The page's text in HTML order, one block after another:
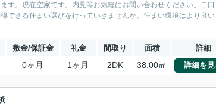
す。現在空家です。内見等お気軽にお問い合わせください。二口
できる住まい選びを行っていきませんか。住まい環境はより良
敷金/保証金 礼金 間取り 面積 詳細
0ヶ月 1ヶ月 2DK 38.00㎡ 詳細を見